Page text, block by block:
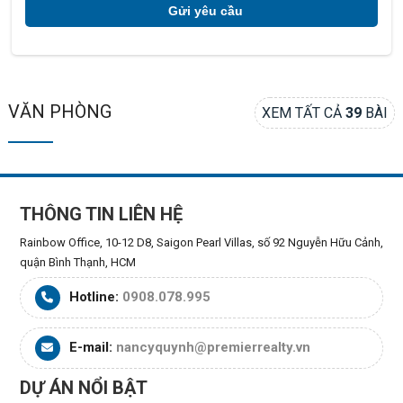
VĂN PHÒNG XEM TẤT CẢ39 BÀI
THÔNG TIN LIÊN HỆ
Rainbow Office, 10-12 D8, Saigon Pearl Villas, số 92 Nguyễn Hữu Cảnh,
quận Bình Thạnh, HCM
Hotline: 0908.078.995
E-mail: nancyquynh@premierrealty.vn
DỰ ÁN NỔI BẬT